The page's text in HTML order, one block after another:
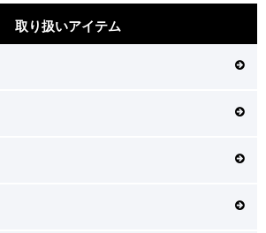
取り扱いアイテム